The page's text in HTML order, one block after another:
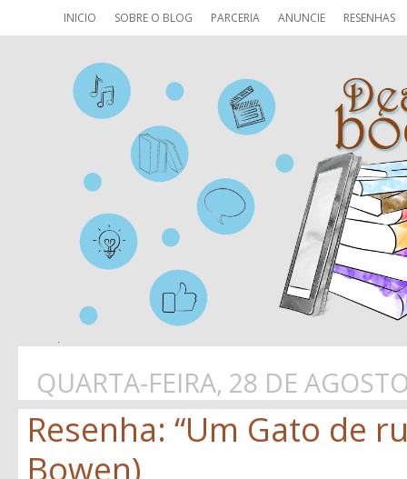
INICIO SOBRE O BLOG PARCERIA ANUNCIE RESENHAS
QUARTA-FEIRA, 28 DE
Resenha: “Um Gato de
Bowen)